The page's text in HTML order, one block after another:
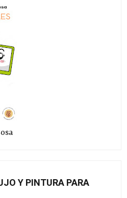
Y PINTURA PARA